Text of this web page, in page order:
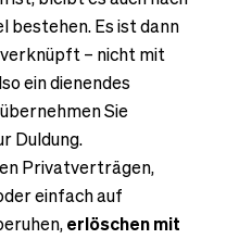
bestehen. Es ist dann
– nicht mit
ein dienendes
Sie
Duldung.
Privatverträgen,
einfach auf
erlöschen mit